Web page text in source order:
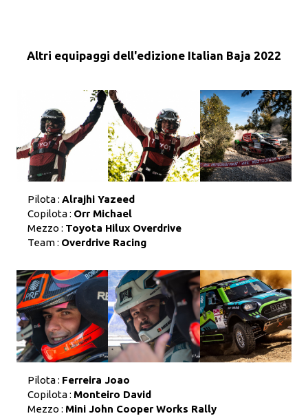
Altri equipaggi dell'edizione Italian Baja 2022
Pilota : Alrajhi Yazeed
Copilota : Orr Michael
Mezzo : Toyota Hilux Overdrive
Team : Overdrive Racing
Pilota : Ferreira Joao
Copilota : Monteiro David
Mezzo : Mini John Cooper Works Rally